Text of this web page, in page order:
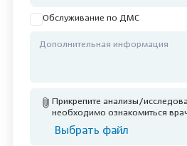
Обслуживание по ДМС
Прикрепите анализы/
необходимо ознакомиться
Выбрать файл